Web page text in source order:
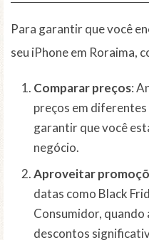
Para garantir que você
seu iPhone em Roraima,
Comparar preços:
preços em
garantir que você
negócio.
Aproveitar
datas como Black
Consumidor,
descontos